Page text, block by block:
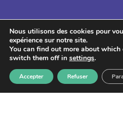
Lettre
Nous utilisons des cookies pour
expérience sur notre site.
You can find out more about
switch them off in settings.
Accepter Refuser